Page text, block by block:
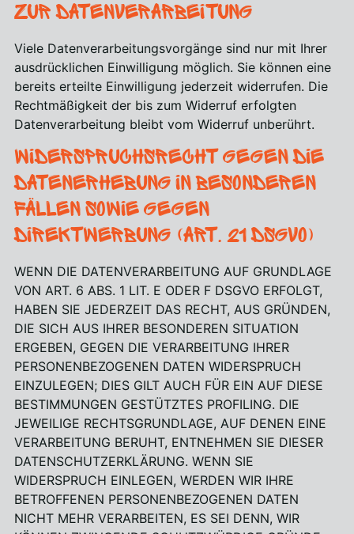
zur Datenverarbeitung
Viele Datenverarbeitungsvorgänge sind nur mit Ihrer
ausdrücklichen Einwilligung möglich. Sie können eine
bereits erteilte Einwilligung jederzeit widerrufen. Die
Rechtmäßigkeit der bis zum Widerruf erfolgten
Datenverarbeitung bleibt vom Widerruf unberührt.
Widerspruchsrecht gegen die
Datenerhebung in besonderen
Fällen sowie gegen
Direktwerbung (Art. 21 DSGVO)
WENN DIE DATENVERARBEITUNG AUF GRUNDLAGE
VON ART. 6 ABS. 1 LIT. E ODER F DSGVO ERFOLGT,
HABEN SIE JEDERZEIT DAS RECHT, AUS GRÜNDEN,
DIE SICH AUS IHRER BESONDEREN SITUATION
ERGEBEN, GEGEN DIE VERARBEITUNG IHRER
PERSONENBEZOGENEN DATEN WIDERSPRUCH
EINZULEGEN; DIES GILT AUCH FÜR EIN AUF DIESE
BESTIMMUNGEN GESTÜTZTES PROFILING. DIE
JEWEILIGE RECHTSGRUNDLAGE, AUF DENEN EINE
VERARBEITUNG BERUHT, ENTNEHMEN SIE DIESER
DATENSCHUTZERKLÄRUNG. WENN SIE
WIDERSPRUCH EINLEGEN, WERDEN WIR IHRE
BETROFFENEN PERSONENBEZOGENEN DATEN
NICHT MEHR VERARBEITEN, ES SEI DENN, WIR